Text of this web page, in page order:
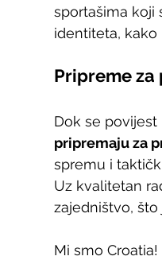
sportašima koji
identiteta, kako
Pripreme za
Dok se
pripremaju za
spremu i
Uz kvalitetan
zajedništvo,
Mi smo Croatia!